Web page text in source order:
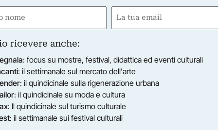
molto più ampio rispetto a quello dei
di Zimoun riassume perfettamente
programmazione fino ad oggi e siamo certi
alle finestre della Limonaia durante la
alla tentazione di fermarsi ad ammirare
spazio.
Email
ricevere anche:
: focus su mostre, festival, didattica ed eventi culturali
: il settimanale sul mercato dell'arte
: il quindicinale sulla rigenerazione urbana
: il quindicinale su moda e cultura
: Il quindicinale sul turismo culturale
: il settimanale sui festival culturali